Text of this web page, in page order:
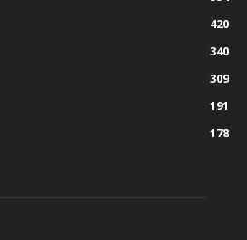
420
340
309
191
178